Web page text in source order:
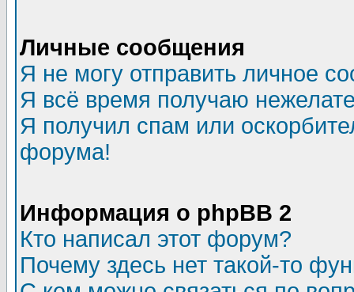
Личные сообщения
Я не могу отправить личное
Я всё время получаю
Я получил спам или
форума!
Информация о phpBB 2
Кто написал этот форум?
Почему здесь нет такой-то